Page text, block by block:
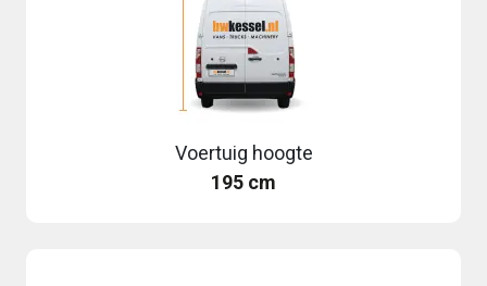
Voertuig hoogte
195 cm